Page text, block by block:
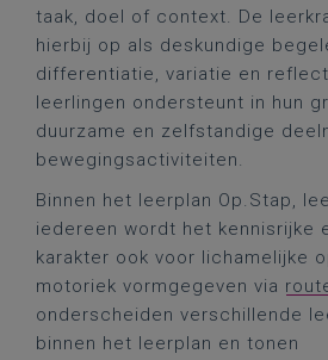
taak, doel of context. De
hierbij op als deskundige
differentiatie, variatie en
leerlingen ondersteunt in hun
duurzame en zelfstandige
bewegingsactiviteiten.
Binnen het leerplan Op.Stap,
iedereen wordt het kennisrijke
karakter ook voor lichamelijke
motoriek vormgegeven via
onderscheiden verschillende
binnen het leerplan en tonen